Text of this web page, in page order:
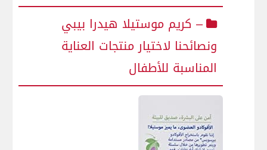
– كريم موستيلا هيدرا​ بيبي
ونصائحنا لاختيار منتجات العناية
المناسبة‌ للأطفال